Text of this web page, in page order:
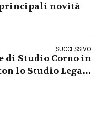
principali novità
SUCCESSIVO
di Studio Corno in
lo Studio Legale